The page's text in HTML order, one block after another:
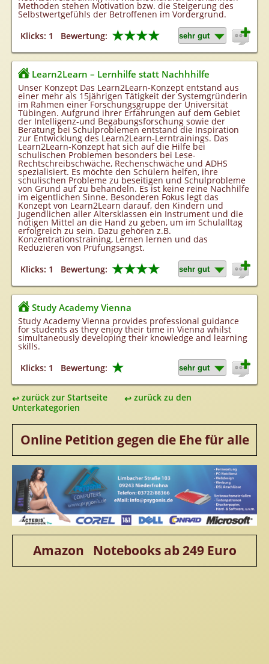
Methoden stehen Motivation bzw. die Steigerung des
Selbstwertgefühls der Betroffenen im Vordergrund.
Klicks: 1
Bewertung: ★★★★
Learn2Learn – Lernhilfe statt Nachhhilfe
Unser Konzept Das Learn2Learn-Konzept entstand aus
einer mehr als 15jährigen Tätigkeit der Systemgründerin
im Rahmen einer Forschungsgruppe der Universität
Tübingen. Aufgrund ihrer Erfahrungen auf dem Gebiet
der Intelligenz-und Begabungsforschung sowie der
Beratung bei Schulproblemen entstand die Inspiration
zur Entwicklung des Learn2Learn-Lerntrainings. Das
Learn2Learn-Konzept hat sich auf die Hilfe bei
schulischen Problemen besonders bei Lese-
Rechtschreibschwäche, Rechenschwäche und ADHS
spezialisiert. Es möchte den Schülern helfen, ihre
schulischen Probleme zu beseitigen und Schulprobleme
von Grund auf zu behandeln. Es ist keine reine Nachhilfe
im eigentlichen Sinne. Besonderen Fokus legt das
Konzept von Learn2Learn darauf, den Kindern und
Jugendlichen aller Altersklassen ein Instrument und die
nötigen Mittel an die Hand zu geben, um im Schulalltag
erfolgreich zu sein. Dazu gehören z.B.
Konzentrationstraining, Lernen lernen und das
Reduzieren von Prüfungsangst.
Klicks: 1
Bewertung: ★★★★
Study Academy Vienna
Study Academy Vienna provides professional guidance
for students as they enjoy their time in Vienna whilst
simultaneously developing their knowledge and learning
skills.
Klicks: 1
Bewertung: ★
zurück zur Startseite
zurück zu den
Unterkategorien
Online Petition gegen die Ehe für alle
Amazon Notebooks ab 249 Euro